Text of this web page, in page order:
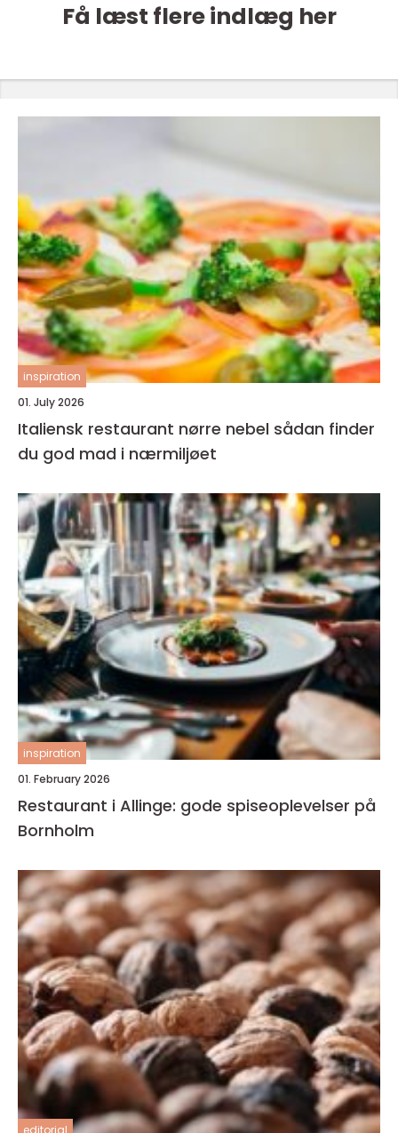
Få læst flere indlæg her
inspiration
01. July 2026
Italiensk restaurant nørre nebel sådan finder
du god mad i nærmiljøet
inspiration
01. February 2026
Restaurant i Allinge: gode spiseoplevelser på
Bornholm